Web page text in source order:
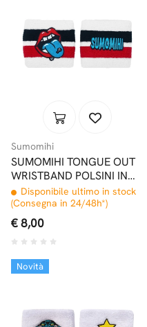
Sumomihi
SUMOMIHI TONGUE OUT
WRISTBAND POLSINI IN
SPUGNA
Disponibile ultimo in stock
(Consegna in 24/48h*)
€ 8,00
Novità